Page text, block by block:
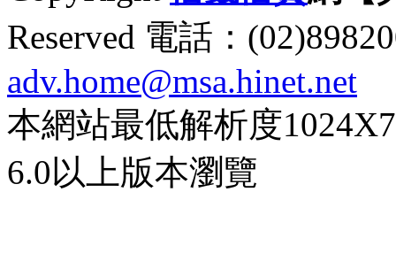
Reserved 電話：
adv.home@msa.hinet.net
本網站最低解析度
6.0以上版本瀏覽